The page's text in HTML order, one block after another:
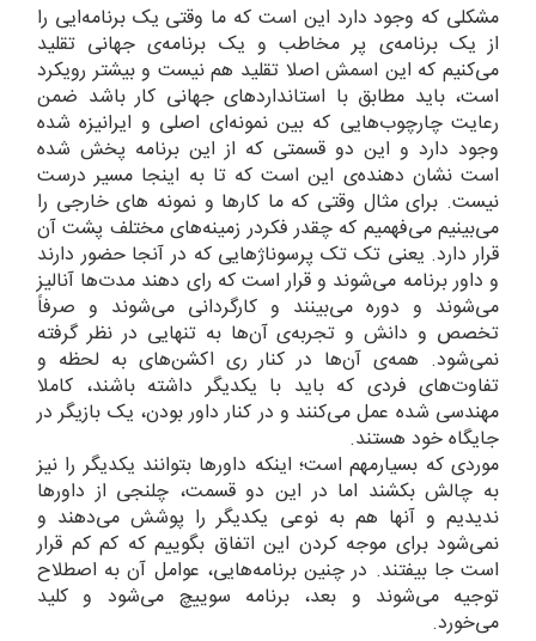
مشکلی که وجود دارد این است که ما وقتی یک برنامه‌ایی را
از یک برنامه‌ی پر مخاطب و یک برنامه‌ی جهانی تقلید
می‌کنیم که این اسمش اصلا تقلید هم نیست و بیشتر رویکرد
است، باید مطابق با استانداردهای جهانی کار باشد ضمن
رعایت چارچوب‌هایی که بین نمونه‌ای اصلی و ایرانیزه شده
وجود دارد و این دو قسمتی که از این برنامه پخش شده
است نشان دهنده‌ی این است که تا به اینجا مسیر درست
نیست. برای مثال وقتی که ما کارها و نمونه های خارجی را
می‌بینیم می‌فهمیم که چقدر فکردر زمینه‌های مختلف پشت آن
قرار دارد. یعنی تک تک پرسوناژهایی که در آنجا حضور دارند
و داور برنامه می‌شوند و قرار است که رای دهند مدت‌ها آنالیز
می‌شوند و دوره می‌بینند و کارگردانی می‌شوند و صرفاً
تخصص و دانش و تجربه‌ی آن‌ها به تنهایی در نظر گرفته
نمی‌شود. همه‌ی آن‌ها در کنار ری اکشن‌های به لحظه و
تفاوت‌های فردی که باید با یکدیگر داشته باشند، کاملا
مهندسی شده عمل می‌کنند و در کنار داور بودن، یک بازیگر در
جایگاه خود هستند.
موردی که بسیارمهم است؛ اینکه داورها بتوانند یکدیگر را نیز
به چالش بکشند اما در این دو قسمت، چلنجی از داورها
ندیدیم و آنها هم به نوعی یکدیگر را پوشش می‌دهند و
نمی‌شود برای موجه کردن این اتفاق بگوییم که کم کم قرار
است جا بیفتند. در چنین برنامه‌هایی، عوامل آن به اصطلاح
توجیه می‌شوند و بعد، برنامه سوییچ می‌شود و کلید
می‌خورد.